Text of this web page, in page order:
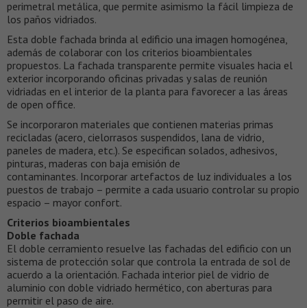
perimetral metálica, que permite asimismo la fácil limpieza de
los paños vidriados.
Esta doble fachada brinda al edificio una imagen homogénea,
además de colaborar con los criterios bioambientales
propuestos. La fachada transparente permite visuales hacia el
exterior incorporando oficinas privadas y salas de reunión
vidriadas en el interior de la planta para favorecer a las áreas
de open office.
Se incorporaron materiales que contienen materias primas
recicladas (acero, cielorrasos suspendidos, lana de vidrio,
paneles de madera, etc.). Se especifican solados, adhesivos,
pinturas, maderas con baja emisión de
contaminantes. Incorporar artefactos de luz individuales a los
puestos de trabajo – permite a cada usuario controlar su propio
espacio – mayor confort.
Criterios bioambientales
Doble fachada
El doble cerramiento resuelve las fachadas del edificio con un
sistema de protección solar que controla la entrada de sol de
acuerdo a la orientación. Fachada interior piel de vidrio de
aluminio con doble vidriado hermético, con aberturas para
permitir el paso de aire.